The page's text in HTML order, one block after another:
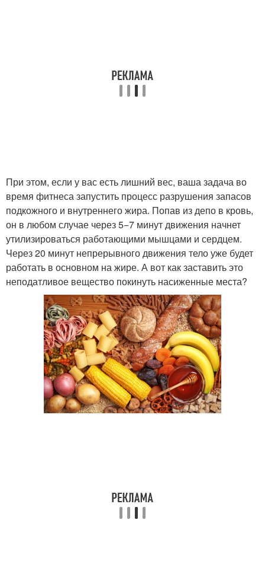
При этом, если у вас есть лишний вес, ваша задача во
время фитнеса запустить процесс разрушения запасов
подкожного и внутреннего жира. Попав из депо в кровь,
он в любом случае через 5−7 минут движения начнет
утилизироваться работающими мышцами и сердцем.
Через 20 минут непрерывного движения тело уже будет
работать в основном на жире. А вот как заставить это
неподатливое вещество покинуть насиженные места?